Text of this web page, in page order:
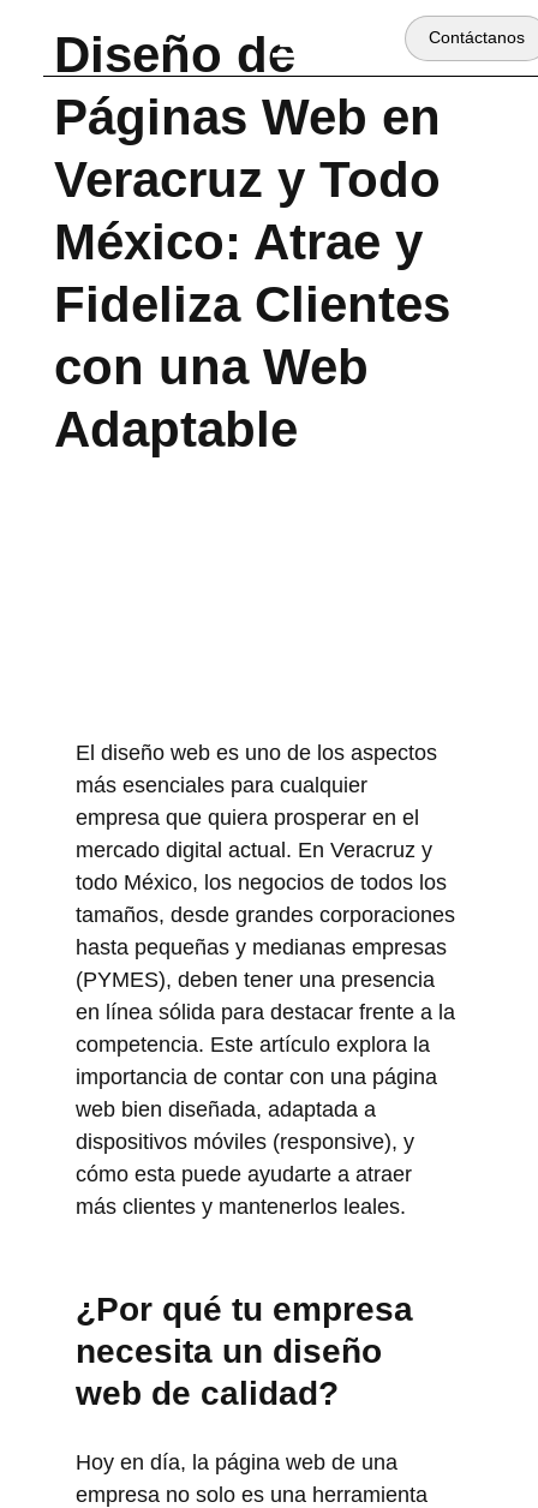
Contáctanos
Diseño de
Páginas Web en
Veracruz y Todo
México: Atrae y
Fideliza Clientes
con una Web
Adaptable
El diseño web es uno de los aspectos
más esenciales para cualquier
empresa que quiera prosperar en el
mercado digital actual. En Veracruz y
todo México, los negocios de todos los
tamaños, desde grandes corporaciones
hasta pequeñas y medianas empresas
(PYMES), deben tener una presencia
en línea sólida para destacar frente a la
competencia. Este artículo explora la
importancia de contar con una página
web bien diseñada, adaptada a
dispositivos móviles (responsive), y
cómo esta puede ayudarte a atraer
más clientes y mantenerlos leales.
¿Por qué tu empresa
necesita un diseño
web de calidad?
Hoy en día, la página web de una
empresa no solo es una herramienta